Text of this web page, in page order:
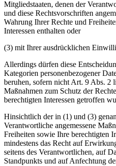
Mitgliedstaaten, denen der
und diese Rechtsvorschriften
Wahrung Ihrer Rechte und
Interessen enthalten oder
(3) mit Ihrer ausdrücklichen
Allerdings dürfen diese
Kategorien personenbezogener
beruhen, sofern nicht Art. 9 Abs. 2
Maßnahmen zum Schutz der
berechtigten Interessen getroffen
Hinsichtlich der in (1) und (3)
Verantwortliche angemessene
Freiheiten sowie Ihre berechtigten
mindestens das Recht auf
seitens des Verantwortlichen, auf
Standpunkts und auf Anfechtung